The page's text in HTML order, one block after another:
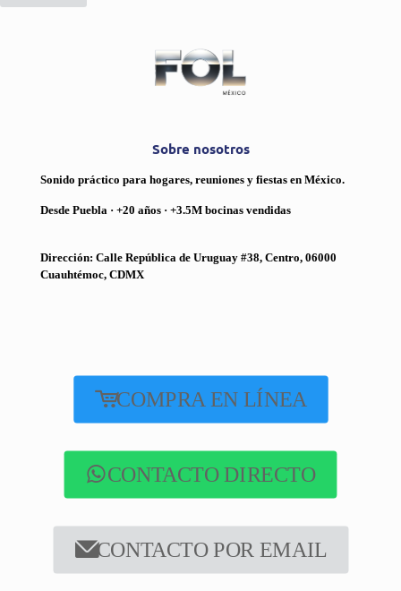
Sobre nosotros
Sonido práctico para hogares, reuniones y fiestas en México.
Desde Puebla · +20 años · +3.5M bocinas vendidas
Dirección: Calle República de Uruguay #38, Centro, 06000
Cuauhtémoc, CDMX
COMPRA EN LÍNEA
CONTACTO DIRECTO
CONTACTO POR EMAIL